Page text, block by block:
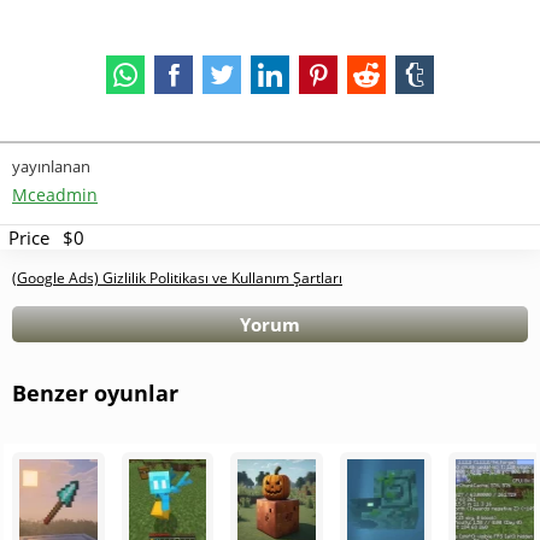
yayınlanan
Mceadmin
Price $0
(Google Ads) Gizlilik Politikası ve Kullanım Şartları
Yorum
Benzer oyunlar